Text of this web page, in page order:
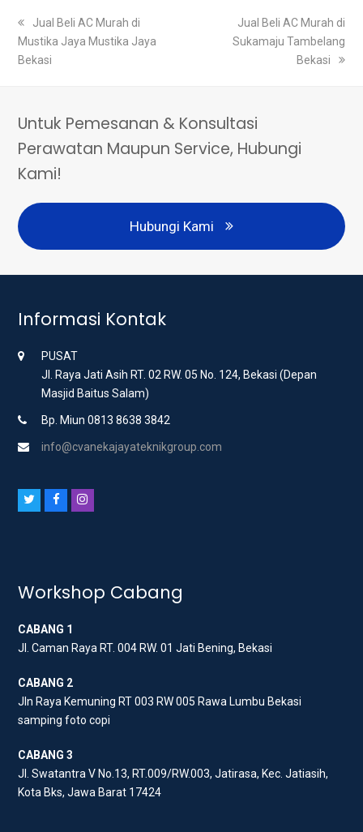
previous
post:
Jual Beli AC Murah di
Mustika Jaya Mustika Jaya
Bekasi
next
post:
Jual Beli AC Murah di
Sukamaju Tambelang
Bekasi
Untuk Pemesanan & Konsultasi
Perawatan Maupun Service, Hubungi
Kami!
Hubungi Kami
Informasi Kontak
PUSAT
Jl. Raya Jati Asih RT. 02 RW. 05 No. 124, Bekasi (Depan
Masjid Baitus Salam)
Bp. Miun 0813 8638 3842
info@cvanekajayateknikgroup.com
t
r
b
o
k
a
a
Workshop Cabang
CABANG 1
Jl. Caman Raya RT. 004 RW. 01 Jati Bening, Bekasi
CABANG 2
Jln Raya Kemuning RT 003 RW 005 Rawa Lumbu Bekasi
samping foto copi
CABANG 3
Jl. Swatantra V No.13, RT.009/RW.003, Jatirasa, Kec. Jatiasih,
Kota Bks, Jawa Barat 17424